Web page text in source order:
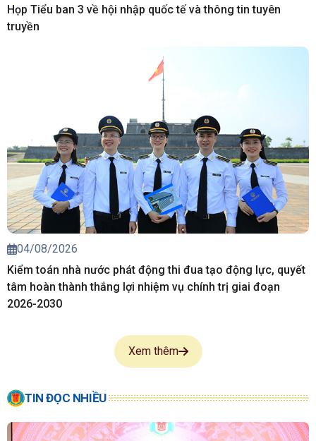
Họp Tiểu ban 3 về hội nhập quốc tế và thông tin tuyên
truyền
04/08/2026
Kiểm toán nhà nước phát động thi đua tạo động lực, quyết
tâm hoàn thành thắng lợi nhiệm vụ chính trị giai đoạn
2026-2030
Xem thêm
TIN ĐỌC NHIỀU